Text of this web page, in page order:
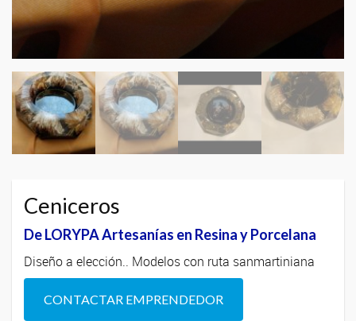
Ceniceros
De LORYPA Artesanías en Resina y Porcelana
Diseño a elección.. Modelos con ruta sanmartiniana
CONTACTAR EMPRENDEDOR